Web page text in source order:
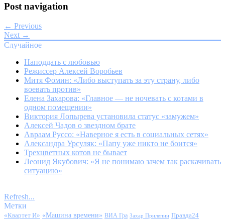
Post navigation
← Previous
Next →
Случайное
Наподдать с любовью
Режиссер Алексей Воробьев
Митя Фомин: «Либо выступать за эту страну, либо
воевать против»
Елена Захарова: «Главное — не ночевать с котами в
одном помещении»
Виктория Лопырева установила статус «замужем»
Алексей Чадов о звездном брате
Авраам Руссо: «Наверное я есть в социальных сетях»
Александра Урсуляк: «Папу уже никто не боится»
Трехцветных котов не бывает
Леонид Якубович: «Я не понимаю зачем так раскачивать
ситуацию»
Refresh...
Метки
«Квартет И» «Машина времени» ВИА Гра Захар Прилепин Правда24